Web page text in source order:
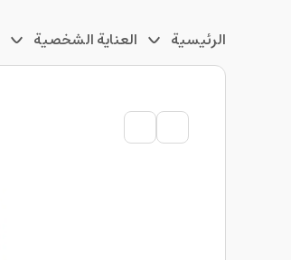
الرئيسية العناية الشخصية